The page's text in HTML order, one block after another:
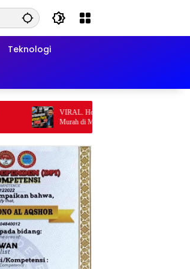
Teknologi
VIRAL. Hotman Paris vs PWI: Marwah Pers Dijual
Murah di Meja Kekuasaan Oleh: Aceng Syamsul
Hadie (ASH)”